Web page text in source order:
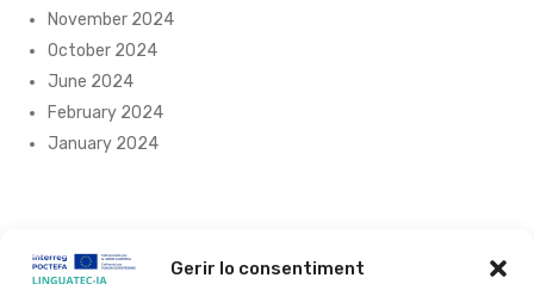
Gerir lo consentiment
November 2024
October 2024
June 2024
February 2024
January 2024